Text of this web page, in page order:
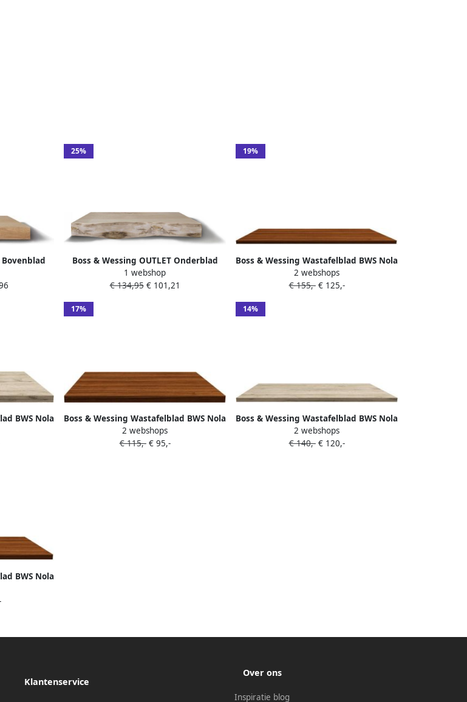
Bovenblad
160 cm
25%
Boss & Wessing OUTLET Onderblad
BWS Eiken Massief Hout Met
Boomschors 90 cm Olie Wit
1 webshop
€ 134,95€ 101,21
19%
Boss & Wessing Wastafelblad BWS Nola
120 cm Walnoot
2 webshops
€ 155,-€ 125,-
BWS Nola
17%
Boss & Wessing Wastafelblad BWS Nola
60 cm Walnoot
2 webshops
€ 115,-€ 95,-
14%
Boss & Wessing Wastafelblad BWS Nola
100 cm Licht Hout
2 webshops
€ 140,-€ 120,-
BWS Nola
Klantenservice
Over ons
Inspiratie blog